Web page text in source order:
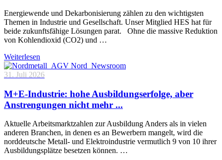
Energiewende und Dekarbonisierung zählen zu den wichtigsten
Themen in Industrie und Gesellschaft. Unser Mitglied HES hat für
beide zukunftsfähige Lösungen parat. Ohne die massive Reduktion
von Kohlendioxid (CO2) und …
Weiterlesen
31. Juli 2026
M+E-Industrie: hohe Ausbildungserfolge, aber
Anstrengungen nicht mehr ...
Aktuelle Arbeitsmarktzahlen zur Ausbildung Anders als in vielen
anderen Branchen, in denen es an Bewerbern mangelt, wird die
norddeutsche Metall- und Elektroindustrie vermutlich 9 von 10 ihrer
Ausbildungsplätze besetzen können. …